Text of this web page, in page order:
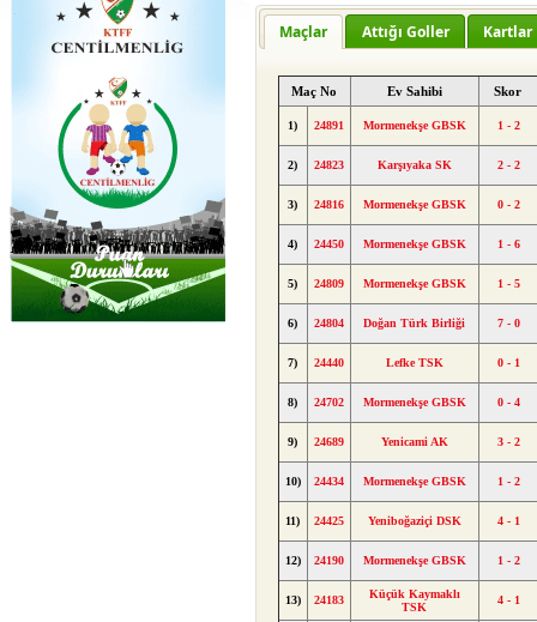
Maçlar Attığı Goller Kartlar
Maç No Ev Sahibi Skor
1) 24891 Mormenekşe GBSK 1 - 2
2) 24823 Karşıyaka SK 2 - 2
3) 24816 Mormenekşe GBSK 0 - 2
4) 24450 Mormenekşe GBSK 1 - 6
5) 24809 Mormenekşe GBSK 1 - 5
6) 24804 Doğan Türk Birliği 7 - 0
7) 24440 Lefke TSK 0 - 1
8) 24702 Mormenekşe GBSK 0 - 4
9) 24689 Yenicami AK 3 - 2
10) 24434 Mormenekşe GBSK 1 - 2
11) 24425 Yeniboğaziçi DSK 4 - 1
12) 24190 Mormenekşe GBSK 1 - 2
13) 24183
Küçük Kaymaklı
TSK
4 - 1